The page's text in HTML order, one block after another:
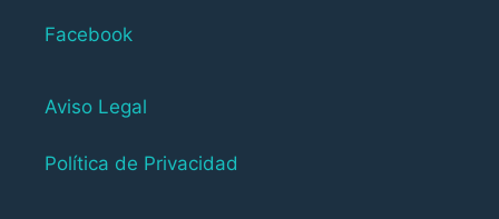
Facebook
Aviso Legal
Política de Privacidad